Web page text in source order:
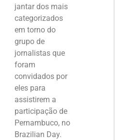
jantar dos mais
categorizados
em torno do
grupo de
jornalistas que
foram
convidados por
eles para
assistirem a
participação de
Pernambuco, no
Brazilian Day.